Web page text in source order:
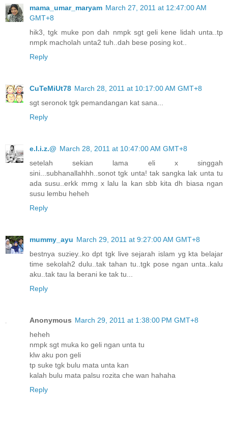
mama_umar_maryam March 27, 2011 at 12:47:00 AM
GMT+8
hik3, tgk muke pon dah nmpk sgt geli kene lidah unta..tp
nmpk macholah unta2 tuh..dah bese posing kot..
Reply
CuTeMiUt78 March 28, 2011 at 10:17:00 AM GMT+8
sgt seronok tgk pemandangan kat sana...
Reply
e.l.i.z.@ March 28, 2011 at 10:47:00 AM GMT+8
setelah sekian lama eli x singgah
sini...subhanallahhh..sonot tgk unta! tak sangka lak unta tu
ada susu..erkk mmg x lalu la kan sbb kita dh biasa ngan
susu lembu heheh
Reply
mummy_ayu March 29, 2011 at 9:27:00 AM GMT+8
bestnya suziey..ko dpt tgk live sejarah islam yg kta belajar
time sekolah2 dulu..tak tahan tu..tgk pose ngan unta..kalu
aku..tak tau la berani ke tak tu...
Reply
Anonymous March 29, 2011 at 1:38:00 PM GMT+8
heheh
nmpk sgt muka ko geli ngan unta tu
klw aku pon geli
tp suke tgk bulu mata unta kan
kalah bulu mata palsu rozita che wan hahaha
Reply